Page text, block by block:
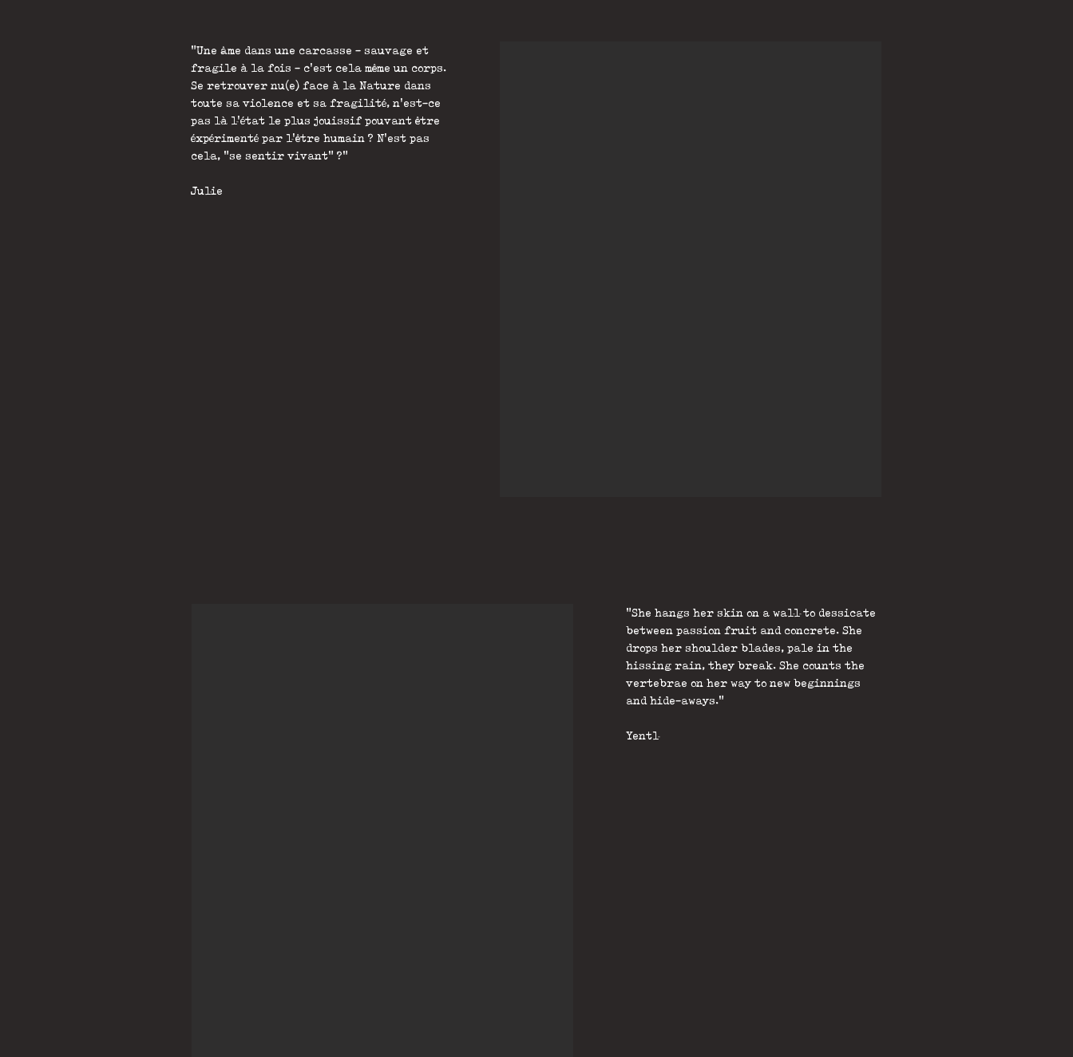
"Une âme dans une carcasse - sauvage et
fragile à la fois - c'est cela même un corps.
Se retrouver nu(e) face à la Nature dans
toute sa violence et sa fragilité, n'est-ce
pas là l'état le plus jouissif pouvant être
éxpérimenté par l'être humain ? N'est pas
cela, "se sentir vivant" ?"
Julie
"She hangs her skin on a wall to dessicate
between passion fruit and concrete. She
drops her shoulder blades, pale in the
hissing rain, they break. She counts the
vertebrae on her way to new beginnings
and hide-aways."
Yentl